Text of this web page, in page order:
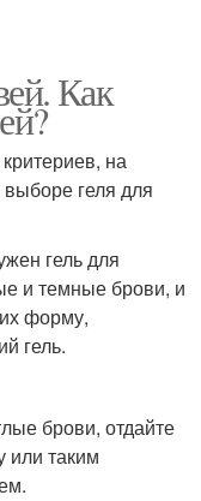
Как
на
геля для
гель для
и темные брови, и
форму,
гель.
брови, отдайте
или таким